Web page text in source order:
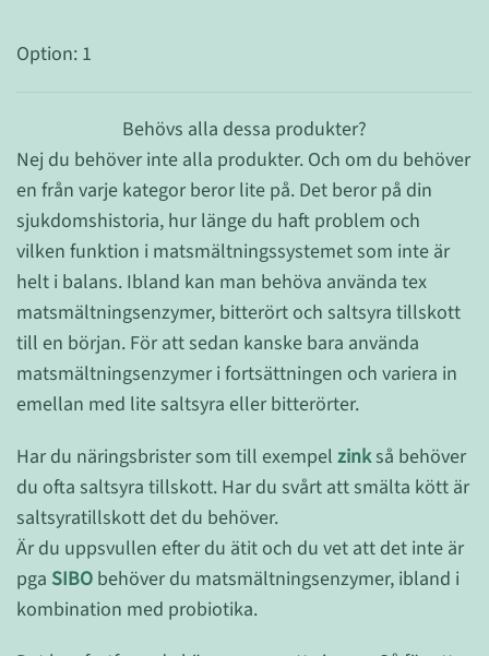
Option: 1
Behövs alla dessa produkter?
Nej du behöver inte alla produkter. Och om du behöver
en från varje kategor beror lite på. Det beror på din
sjukdomshistoria, hur länge du haft problem och
vilken funktion i matsmältningssystemet som inte är
helt i balans. Ibland kan man behöva använda tex
matsmältningsenzymer, bitterört och saltsyra tillskott
till en början. För att sedan kanske bara använda
matsmältningsenzymer i fortsättningen och variera in
emellan med lite saltsyra eller bitterörter.
Har du näringsbrister som till exempel zinkså behöver
du ofta saltsyra tillskott. Har du svårt att smälta kött är
saltsyratillskott det du behöver.
Är du uppsvullen efter du ätit och du vet att det inte är
pga SIBO behöver du matsmältningsenzymer, ibland i
kombination med probiotika.